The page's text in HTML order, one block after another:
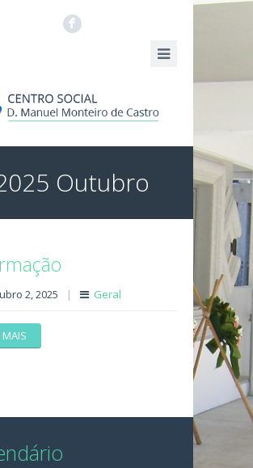
F
Outubro
2, 2025 | Geral
MAIS